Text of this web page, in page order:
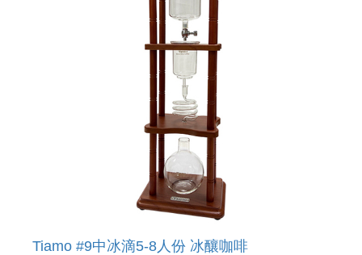
Tiamo #9中冰滴5-8人份 冰釀咖啡